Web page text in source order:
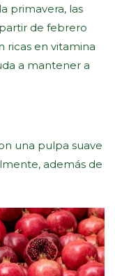
primavera, las
de febrero
ricas en vitamina
a mantener a
una pulpa suave
además de